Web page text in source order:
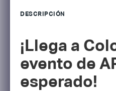
DESCRIPCIÓN
¡Llega a
evento de
esperado!